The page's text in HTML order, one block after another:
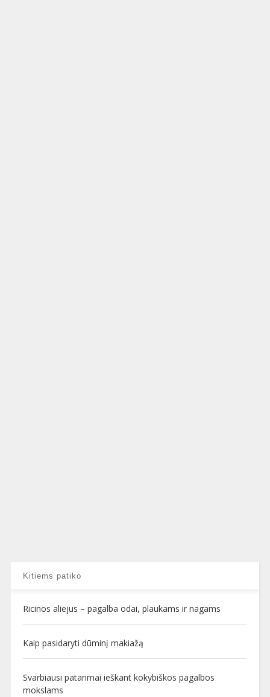
Kitiems patiko
Ricinos aliejus – pagalba odai, plaukams ir nagams
Kaip pasidaryti dūminį makiažą
Svarbiausi patarimai ieškant kokybiškos pagalbos
mokslams